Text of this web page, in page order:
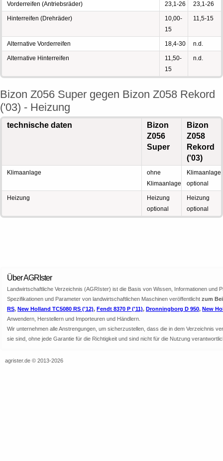
Vorderreifen (Antriebsräder) 23,1-26 23,1-26
Hinterreifen (Drehräder)
10,00-
15
11,5-15
Alternative Vorderreifen 18,4-30 n.d.
Alternative Hinterreifen
11,50-
15
n.d.
Bizon Z056 Super gegen Bizon Z058 Rekord
('03) - Heizung
technische daten
Bizon
Z056
Super
Bizon
Z058
Rekord
('03)
Klimaanlage
ohne
Klimaanlage
Klimaanlage
optional
Heizung
Heizung
optional
Heizung
optional
Über AGRIster
Landwirtschaftliche Verzeichnis (AGRIster) ist die Basis von Wissen, Informationen
Spezifikationen und Parameter von landwirtschaftlichen Maschinen veröffentlicht zum
RS, New Holland TC5080 RS ('12), Fendt 8370 P ('11), Dronningborg D 950, New
Anwendern, Herstellern und Importeuren und Händlern.
Wir unternehmen alle Anstrengungen, um sicherzustellen, dass die in dem Verzeichnis
sie sind, ohne jede Garantie für die Richtigkeit und sind nicht für die Nutzung
agrister.de © 2013-2026